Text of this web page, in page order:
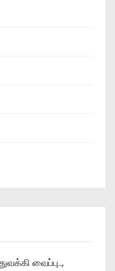
வைப்பு..,